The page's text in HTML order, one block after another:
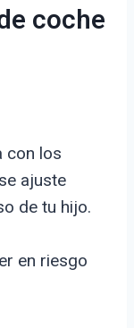
coche
con los
ajuste
de tu hijo.
en riesgo